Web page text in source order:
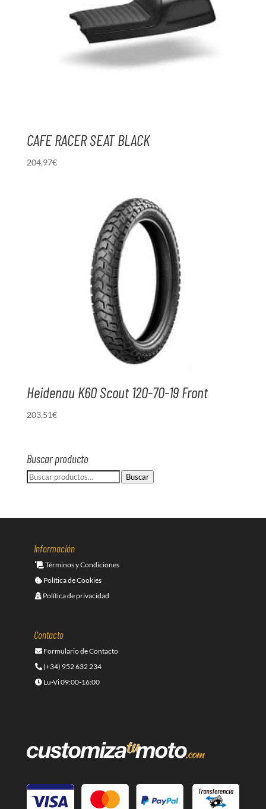
CAFE RACER SEAT BLACK
204,97€
Heidenau K60 Scout 120-70-19 Front
203,51€
Buscar producto
Buscar
Buscar
Información
Términos y Condiciones
Política de Cookies
Política de privacidad
Contacto
Formulario de Contacto
(+34) 952 632 234
Lu-Vi 09:00-16:00